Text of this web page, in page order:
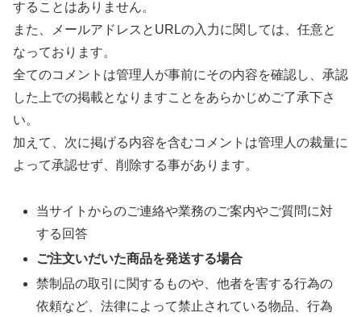
することはありません。
また、メールアドレスとURLの入力に関しては、任意と
なっております。
全てのコメントは管理人が事前にその内容を確認し、承認
した上での掲載となりますことをあらかじめご了承下さ
い。
加えて、次に掲げる内容を含むコメントは管理人の裁量に
よって承認せず、削除する事があります。
当サイトからのご連絡や業務のご案内やご質問に対
する回答
ご注文いだいた商品を発送する場合
禁制品の取引に関するものや、他者を害する行為の
依頼など、法律によって禁止されている物品、行為